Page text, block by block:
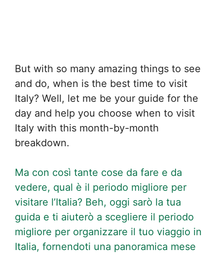
But with so many amazing things to see
and do, when is the best time to visit
Italy? Well, let me be your guide for the
day and help you choose when to visit
Italy with this month-by-month
breakdown.
Ma con così tante cose da fare e da
vedere, qual è il periodo migliore per
visitare l’Italia? Beh, oggi sarò la tua
guida e ti aiuterò a scegliere il periodo
migliore per organizzare il tuo viaggio in
Italia, fornendoti una panoramica mese